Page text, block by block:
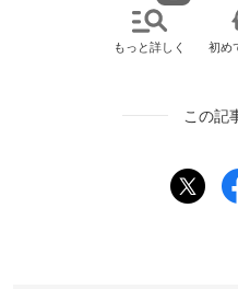
もっと詳しく 初め
この記